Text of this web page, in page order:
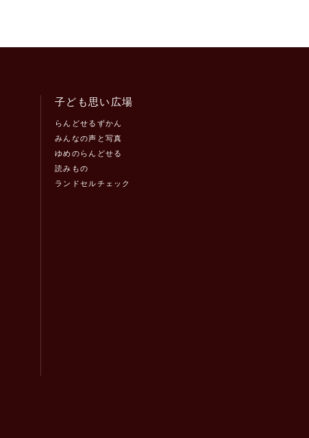
子ども思い広場
らんどせるずかん
みんなの声と写真
ゆめのらんどせる
読みもの
ランドセルチェック